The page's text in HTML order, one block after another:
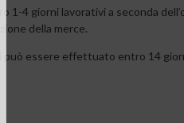
1-4 giorni lavorativi a seconda
della merce.
può essere effettuato entro 14